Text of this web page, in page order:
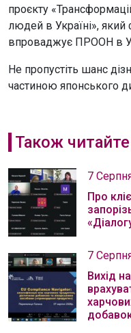
проєкту
людей в Україні», який
впроваджує ПРООН в
Не пропустіть шанс
частиною японського
Також читайте
7
Про
7
Вихід